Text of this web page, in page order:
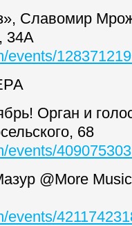
Славомир
34А
events/
Орган и
68
events/
@More
events/